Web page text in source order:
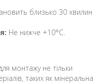
близько 30 хвилин
Не нижче +10°C.
монтажу не тільки
таких як мінеральна